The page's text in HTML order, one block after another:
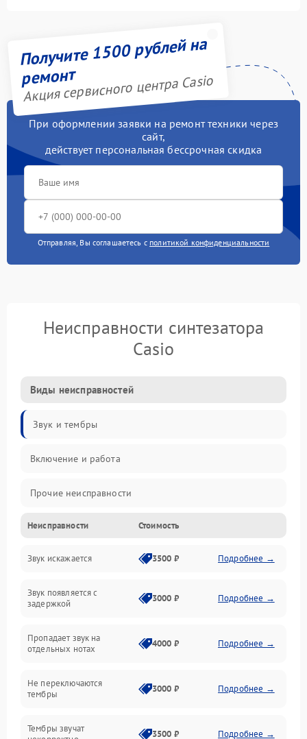
Получите 1500 рублей на
ремонт
Акция сервисного центра Casio
При оформлении заявки на ремонт техники через
сайт,
действует персональная бессрочная скидка
Отправляя, Вы соглашаетесь с политикой конфиденциальности
Неисправности синтезатора
Casio
Виды неисправностей
Звук и тембры
Включение и работа
Прочие неисправности
Управление и электроника
Клавиатура
Подключения и интерфейсы
Оптика
Электроника
Неисправности Стоимость
Звук искажается 3500 ₽ Подробнее →
Звук появляется с
задержкой
3000 ₽ Подробнее →
Пропадает звук на
отдельных нотах
4000 ₽ Подробнее →
Не переключаются
тембры
3000 ₽ Подробнее →
Тембры звучат
3500 ₽ Подробнее →